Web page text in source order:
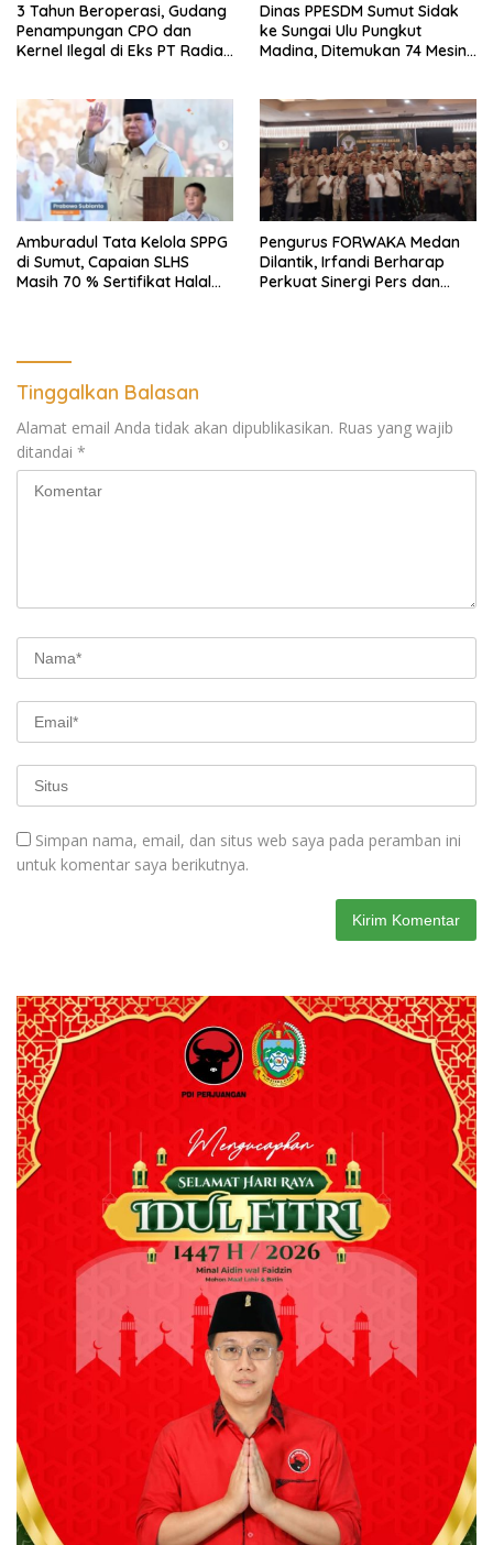
3 Tahun Beroperasi, Gudang
Penampungan CPO dan
Kernel Ilegal di Eks PT Radian
Dinas PPESDM Sumut Sidak
ke Sungai Ulu Pungkut
Madina, Ditemukan 74 Mesin
Rusak
Amburadul Tata Kelola SPPG
di Sumut, Capaian SLHS
Masih 70 % Sertifikat Halal
Pemantau dan Pengawas
MBG
Pengurus FORWAKA Medan
Dilantik, Irfandi Berharap
Perkuat Sinergi Pers dan
Tinggalkan Balasan
Alamat email Anda tidak akan dipublikasikan. Ruas yang wajib
ditandai *
Simpan nama, email, dan situs web saya pada peramban ini
untuk komentar saya berikutnya.